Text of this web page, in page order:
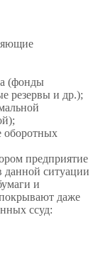
(фонды
резервы и др.);
оборотных
предприятие
данной ситуации
и
даже
ссуд: